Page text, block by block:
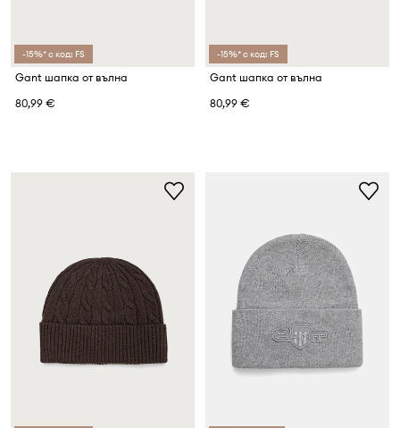
-15%* с код: FS
Gant шапка от вълна
80,99 €
-15%* с код: FS
Gant шапка от вълна
80,99 €